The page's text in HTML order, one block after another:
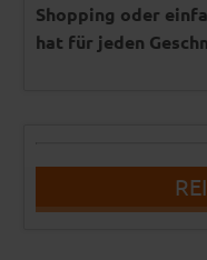
Shopping oder
hat für jeden